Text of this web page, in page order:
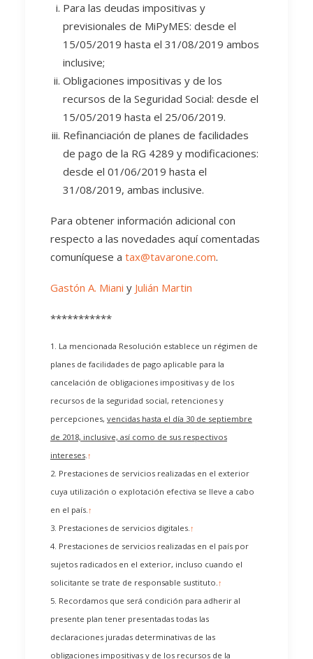
Para las deudas impositivas y
previsionales de MiPyMES: desde el
15/05/2019 hasta el 31/08/2019 ambos
inclusive;
Obligaciones impositivas y de los
recursos de la Seguridad Social: desde el
15/05/2019 hasta el 25/06/2019.
Refinanciación de planes de facilidades
de pago de la RG 4289 y modificaciones:
desde el 01/06/2019 hasta el
31/08/2019, ambas inclusive.
Para obtener información adicional con
respecto a las novedades aquí comentadas
comuníquese a tax@tavarone.com.
Gastón A. Miani y Julián Martin
***********
1. La mencionada Resolución establece un régimen de
planes de facilidades de pago aplicable para la
cancelación de obligaciones impositivas y de los
recursos de la seguridad social, retenciones y
percepciones, vencidas hasta el día 30 de septiembre
de 2018, inclusive, así como de sus respectivos
intereses.↑
2. Prestaciones de servicios realizadas en el exterior
cuya utilización o explotación efectiva se lleve a cabo
en el país.↑
3. Prestaciones de servicios digitales.↑
4. Prestaciones de servicios realizadas en el país por
sujetos radicados en el exterior, incluso cuando el
solicitante se trate de responsable sustituto.↑
5. Recordamos que será condición para adherir al
presente plan tener presentadas todas las
declaraciones juradas determinativas de las
obligaciones impositivas y de los recursos de la